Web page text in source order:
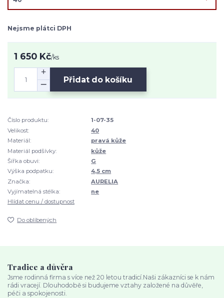
Nejsme plátci DPH
1 650 Kč/ks
Přidat do košíku
Číslo produktu:
1-07-35
Velikost:
40
Materiál:
pravá kůže
Materiál podšívky:
kůže
Šířka obuvi:
G
Výška podpatku:
4,5 cm
Značka:
AURELIA
Vyjímatelná stélka:
ne
Hlídat cenu / dostupnost
Do oblíbených
Tradice a důvěra
Jsme rodinná firma s více než 20 letou tradicí.Naši zákazníci se k nám
rádi vracejí. Dlouhodobě si budujeme vztahy založené na důvěře,
péči a spokojenosti.